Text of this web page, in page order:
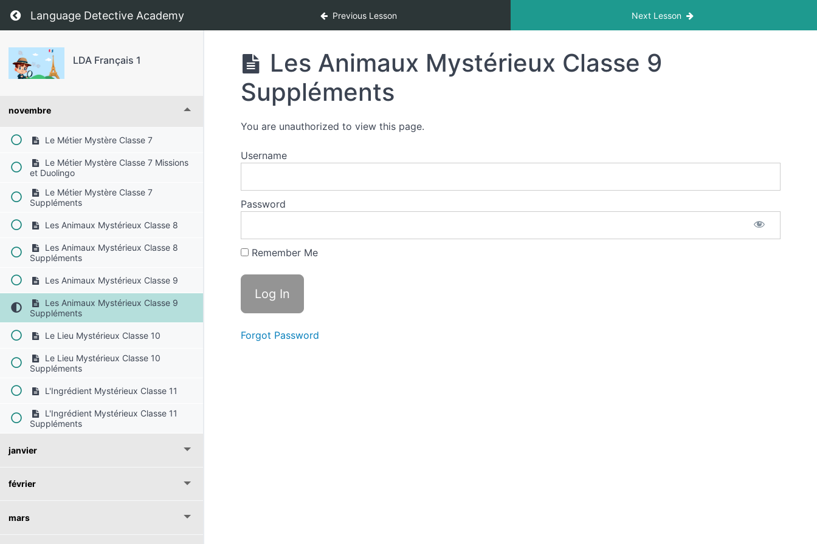
Return to course: LDA Français 1
Language Detective Academy Previous Lesson Next Lesson
LDA Français 1
Les Verbes
octobre
novembre
Le Métier Mystère Classe 7
Le Métier Mystère Classe 7 Missions
et Duolingo
Le Métier Mystère Classe 7
Suppléments
Les Animaux Mystérieux Classe 8
Les Animaux Mystérieux Classe 8
Suppléments
Les Animaux Mystérieux Classe 9
Les Animaux Mystérieux Classe 9
Suppléments
Le Lieu Mystérieux Classe 10
Le Lieu Mystérieux Classe 10
Suppléments
L'Ingrédient Mystérieux Classe 11
L'Ingrédient Mystérieux Classe 11
Suppléments
janvier
février
mars
Les Animaux Mystérieux Classe 9
Suppléments
You are unauthorized to view this page.
Username
Password
Remember Me
Forgot Password